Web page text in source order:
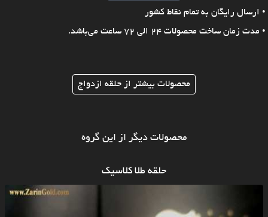
• ارسال رایگان به تمام نقاط کشور
• مدت زمان ساخت محصولات 24 الی 72 ساعت می‌باشد.
محصولات بیشتر از حلقه ازدواج
محصولات دیگر از این گروه
حلقه طلا کلاسیک